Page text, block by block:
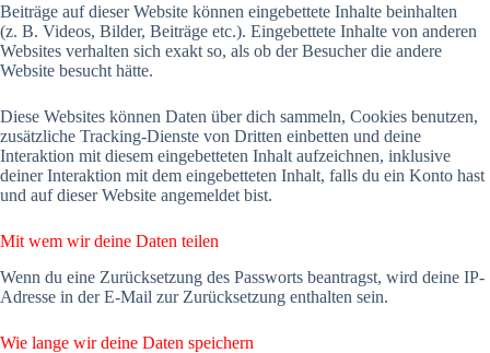
Beiträge auf dieser Website können eingebettete Inhalte beinhalten
(z. B. Videos, Bilder, Beiträge etc.). Eingebettete Inhalte von anderen
Websites verhalten sich exakt so, als ob der Besucher die andere
Website besucht hätte.
Diese Websites können Daten über dich sammeln, Cookies benutzen,
zusätzliche Tracking-Dienste von Dritten einbetten und deine
Interaktion mit diesem eingebetteten Inhalt aufzeichnen, inklusive
deiner Interaktion mit dem eingebetteten Inhalt, falls du ein Konto hast
und auf dieser Website angemeldet bist.
Mit wem wir deine Daten teilen
Wenn du eine Zurücksetzung des Passworts beantragst, wird deine IP-
Adresse in der E-Mail zur Zurücksetzung enthalten sein.
Wie lange wir deine Daten speichern